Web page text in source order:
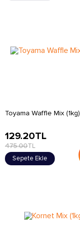
Toyama Waffle Mix (1kg)
129.20TL
475.00TL
Sepete Ekle